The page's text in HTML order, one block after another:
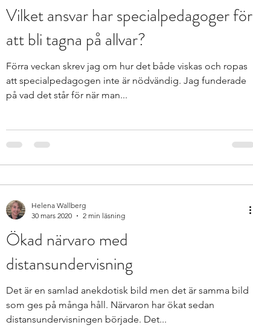
Vilket ansvar har specialpedagoger för
att bli tagna på allvar?
Förra veckan skrev jag om hur det både viskas och ropas
att specialpedagogen inte är nödvändig. Jag funderade
på vad det står för när man...
Ökad närvaro med
distansundervisning
Det är en samlad anekdotisk bild men det är samma bild
som ges på många håll. Närvaron har ökat sedan
distansundervisningen började. Det...
Helena Wallberg
30 mars 2020
2 min läsning